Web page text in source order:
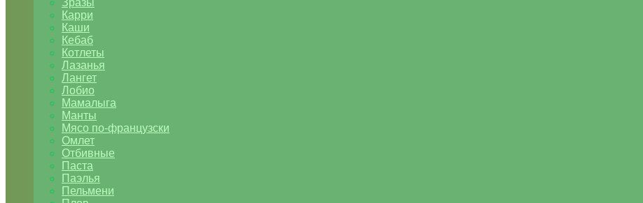
Зразы
Карри
Каши
Кебаб
Котлеты
Лазанья
Лангет
Лобио
Мамалыга
Манты
Мясо по-французски
Омлет
Отбивные
Паста
Паэлья
Пельмени